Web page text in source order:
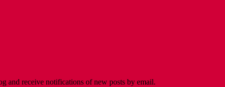
and receive notifications of new posts by email.